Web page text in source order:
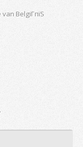
BelgiГпїЅ